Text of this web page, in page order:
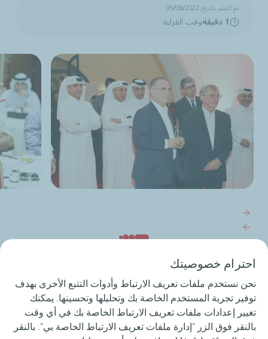
تم النشر بتاريخ 05/06/2022
1 دقيقة وقت القراءة
المناخ
TotalEnergies Qatar Social Media
الذي نفعله
احترام خصوصيتك
نحن نستخدم ملفات تعريف الارتباط وأدوات التتبع الأخرى بهدف
توفير تجربة المستخدم الخاصة بك وتحليلها وتحسينها. يمكنك
تغيير إعدادات ملفات تعريف الارتباط الخاصة بك في أي وقت
بالنقر فوق الزر "إدارة ملفات تعريف الارتباط الخاصة بي". بالنقر